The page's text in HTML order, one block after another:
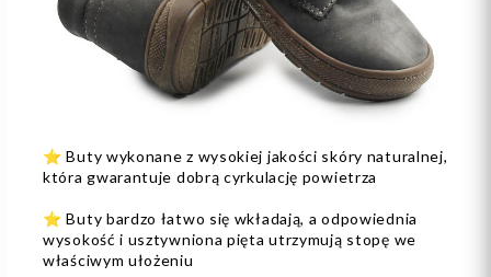
⭐️ Buty wykonane z wysokiej jakości skóry naturalnej,
która gwarantuje dobrą cyrkulację powietrza
⭐️ Buty bardzo łatwo się wkładają, a odpowiednia
wysokość i usztywniona pięta utrzymują stopę we
właściwym ułożeniu